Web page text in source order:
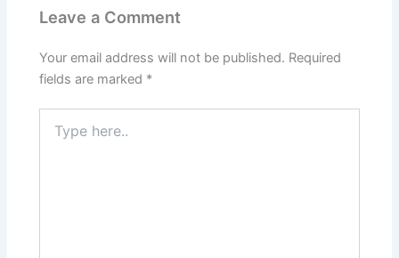
Leave a Comment
Your email address will not be published. Required
fields are marked *
here..